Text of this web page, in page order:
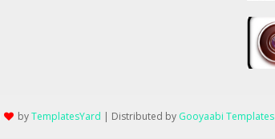
byTemplatesYard | Distributed by Gooyaabi Templates